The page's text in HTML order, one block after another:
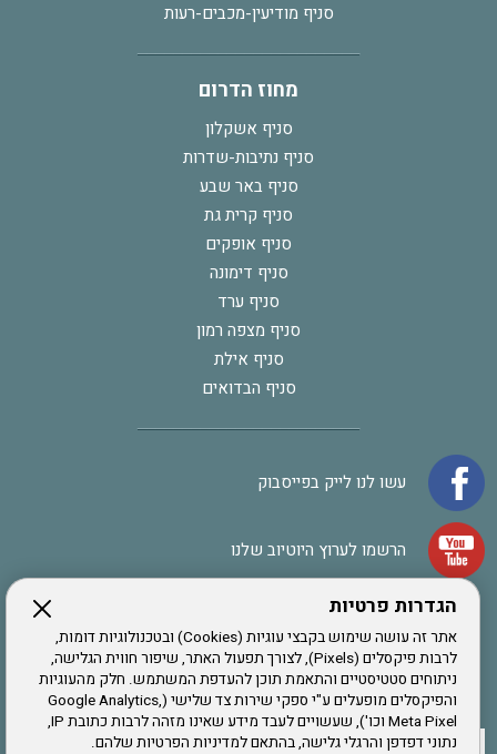
הגדרות פרטיות
אתר זה עושה שימוש בקבצי עוגיות (Cookies) ובטכנולוגיות דומות,
לרבות פיקסלים (Pixels), לצורך תפעול האתר, שיפור חווית הגלישה,
ניתוחים סטטיסטיים והתאמת תוכן להעדפת המשתמש. חלק מהעוגיות
והפיקסלים מופעלים ע"י ספקי שירות צד שלישי (Google Analytics,
Meta Pixel וכו'), שעשויים לעבד מידע שאינו מזהה לרבות כתובת IP,
נתוני דפדפן והרגלי גלישה, בהתאם למדיניות הפרטיות שלהם.
סניף מודיעין-מכבים-רעות
מחוז הדרום
סניף אשקלון
סניף נתיבות-שדרות
סניף באר שבע
סניף קרית גת
סניף אופקים
סניף דימונה
סניף ערד
סניף מצפה רמון
סניף אילת
סניף הבדואים
עשו לנו לייק בפייסבוק
הרשמו לערוץ היוטיוב שלנו
אתר צה"ל